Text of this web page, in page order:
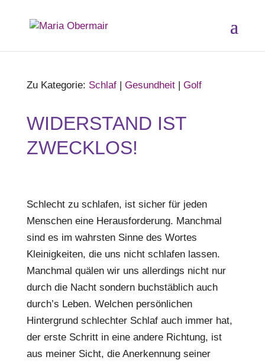
Zu Kategorie: Schlaf| Gesundheit| Golf
WIDERSTAND IST
ZWECKLOS!
Schlecht zu schlafen, ist sicher für jeden
Menschen eine Herausforderung. Manchmal
sind es im wahrsten Sinne des Wortes
Kleinigkeiten, die uns nicht schlafen lassen.
Manchmal quälen wir uns allerdings nicht nur
durch die Nacht sondern buchstäblich auch
durch’s Leben. Welchen persönlichen
Hintergrund schlechter Schlaf auch immer hat,
der erste Schritt in eine andere Richtung, ist
aus meiner Sicht, die Anerkennung seiner